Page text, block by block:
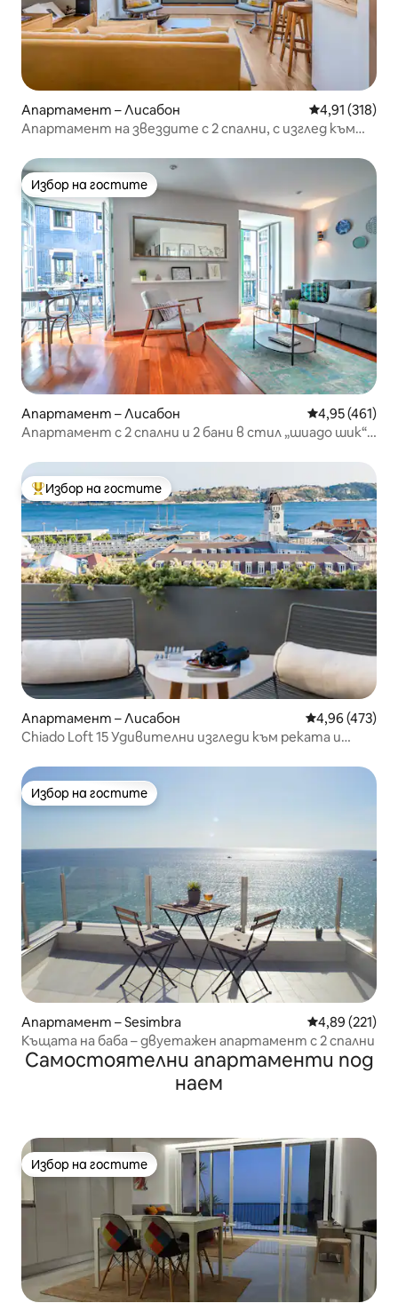
Апартамент – Лисабон Средна
4,91 (318)
Апартамент на звездите с 2 спални, с изглед към
Избор на гостите
Избор на гостите
Апартамент – Лисабон Средна
4,95 (461)
Апартамент с 2 спални и 2 бани в стил „шиадо шик“,
Най-популярен избор на гостите
Избор на гостите
Апартамент – Лисабон Средна
4,96 (473)
Chiado Loft 15 Удивителни изгледи към реката и
Избор на гостите
Избор на гостите
Апартамент – Sesimbra Средна
4,89 (221)
Къщата на баба – двуетажен апартамент с 2 спални
Самостоятелни апартаменти под
наем
Избор на гостите
Избор на гостите